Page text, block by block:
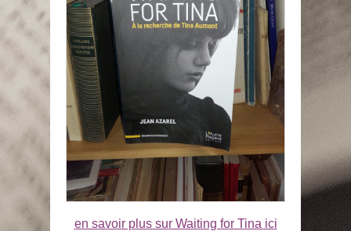
en savoir plus sur Waiting for Tina ici